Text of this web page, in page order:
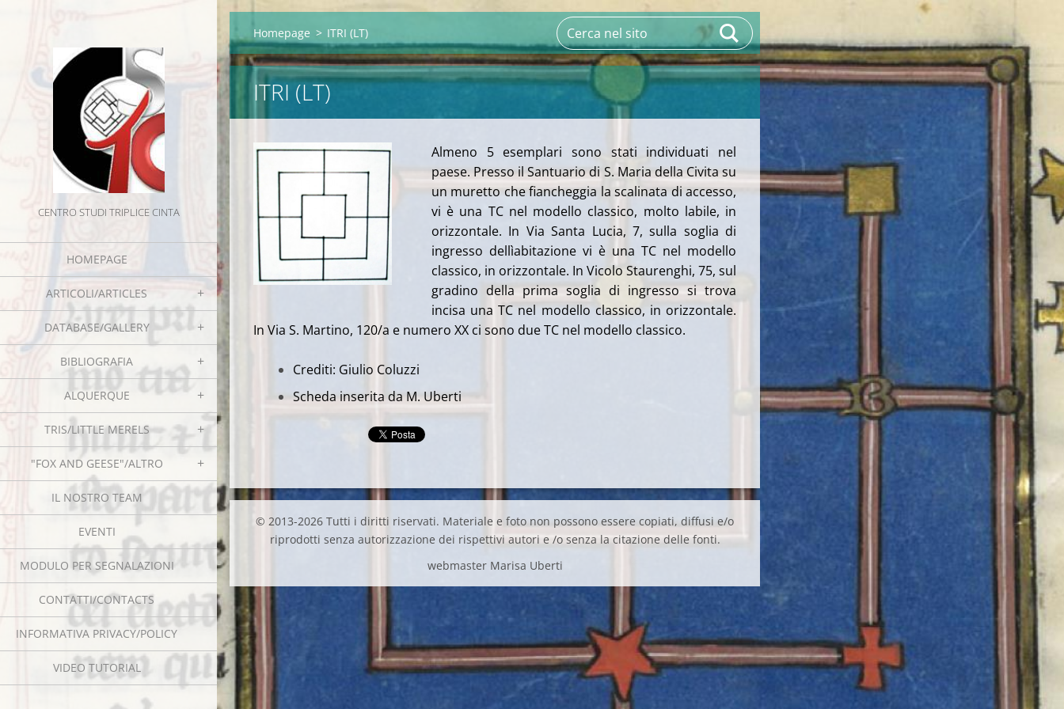
CENTRO STUDI TRIPLICE CINTA
HOMEPAGE
ARTICOLI/ARTICLES
DATABASE/GALLERY
BIBLIOGRAFIA
ALQUERQUE
TRIS/LITTLE MERELS
"FOX AND GEESE"/ALTRO
IL NOSTRO TEAM
EVENTI
MODULO PER SEGNALAZIONI
CONTATTI/CONTACTS
INFORMATIVA PRIVACY/POLICY
VIDEO TUTORIAL
Homepage > ITRI (LT)
ITRI (LT)
Almeno 5 esemplari sono stati individuati nel
paese. Presso il Santuario di S. Maria della Civita su
un muretto che fiancheggia la scalinata di accesso,
vi è una TC nel modello classico, molto labile, in
orizzontale. In Via Santa Lucia, 7, sulla soglia di
ingresso dellìabitazione vi è una TC nel modello
classico, in orizzontale. In Vicolo Staurenghi, 75, sul
gradino della prima soglia di ingresso si trova
incisa una TC nel modello classico, in orizzontale.
In Via S. Martino, 120/a e numero XX ci sono due TC nel modello classico.
Crediti: Giulio Coluzzi
Scheda inserita da M. Uberti
© 2013-2026 Tutti i diritti riservati. Materiale e foto non possono essere copiati, diffusi e/o
riprodotti senza autorizzazione dei rispettivi autori e /o senza la citazione delle fonti.
webmaster Marisa Uberti